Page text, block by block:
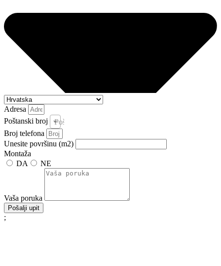
Adresa
Poštanski broj
Poštanski broj i pošta *
Broj telefona
Unesite površinu (m2)
Montaža
DA
NE
Vaša poruka
Pošalji upit
;